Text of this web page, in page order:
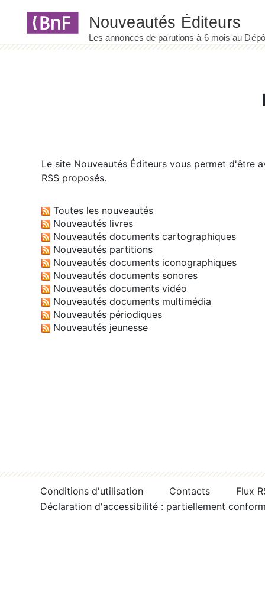
Le site Nouveautés Éditeurs vous permet d'être
RSS proposés.
Toutes les nouveautés
Nouveautés livres
Nouveautés documents cartographiques
Nouveautés partitions
Nouveautés documents iconographiques
Nouveautés documents sonores
Nouveautés documents vidéo
Nouveautés documents multimédia
Nouveautés périodiques
Nouveautés jeunesse
Conditions d'utilisation Contacts
Flux
Déclaration d'accessibilité : partiellement